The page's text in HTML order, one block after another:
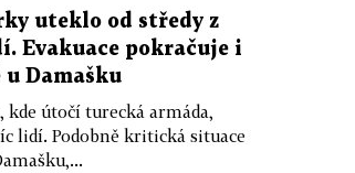
uteklo od středy z
Evakuace pokračuje i
Damašku
kde útočí turecká armáda,
lidí. Podobně kritická situace